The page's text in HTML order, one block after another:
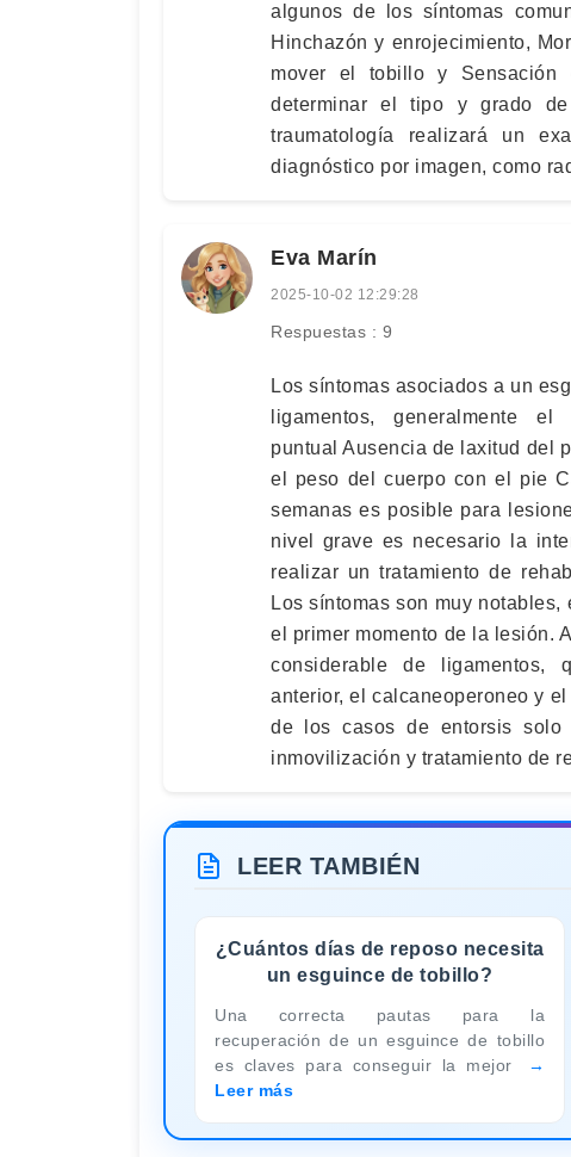
algunos de los síntomas
Hinchazón y enrojecimiento,
mover el tobillo y Sensación
determinar el tipo y grado
traumatología realizará un
diagnóstico por imagen, como
Eva Marín
2025-10-02 12:29:28
Respuestas : 9
Los síntomas asociados a un
ligamentos, generalmente el
puntual Ausencia de laxitud del
el peso del cuerpo con el pie
semanas es posible para
nivel grave es necesario la
realizar un tratamiento de
Los síntomas son muy
el primer momento de la lesión.
considerable de ligamentos,
anterior, el calcaneoperoneo y
de los casos de entorsis solo
inmovilización y tratamiento de
LEER TAMBIÉN
¿Cuántos días de reposo necesita
un esguince de tobillo?
Una correcta pautas para la
recuperación de un esguince de tobillo
es claves para conseguir la mejor
Leer más